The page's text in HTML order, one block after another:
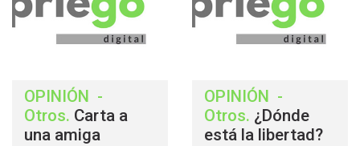
OPINIÓN
-
Otros. Carta a
una amiga
OPINIÓN
-
Otros. ¿Dónde
está la libertad?